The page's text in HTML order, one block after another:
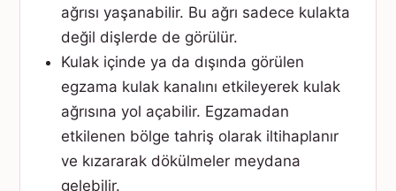
ağrısı yaşanabilir. Bu ağrı sadece kulakta
değil dişlerde de görülür.
Kulak içinde ya da dışında görülen
egzama kulak kanalını etkileyerek kulak
ağrısına yol açabilir. Egzamadan
etkilenen bölge tahriş olarak iltihaplanır
ve kızararak dökülmeler meydana
gelebilir.